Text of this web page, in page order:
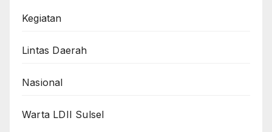
Kegiatan
Lintas Daerah
Nasional
Warta LDII Sulsel